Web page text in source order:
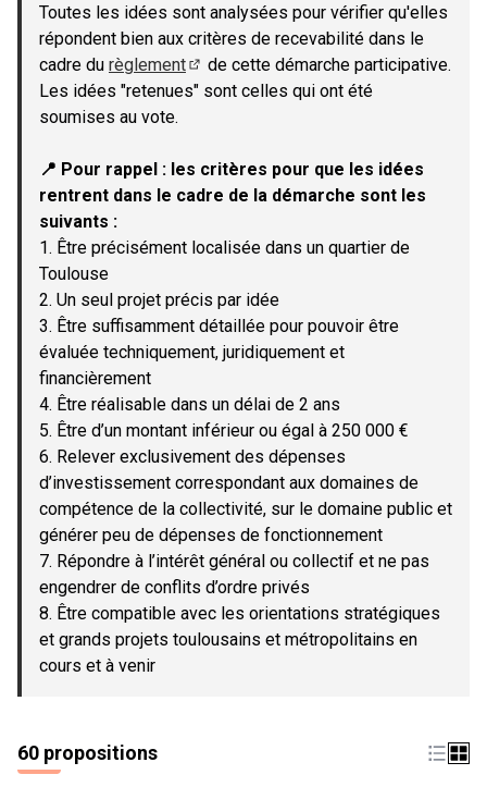
Toutes les idées sont analysées pour vérifier qu'elles
répondent bien aux critères de recevabilité dans le
cadre du règlement
(Lien externe)
de cette démarche participative.
Les idées "retenues" sont celles qui ont été
soumises au vote.
📍 Pour rappel : les critères pour que les idées
rentrent dans le cadre de la démarche sont les
suivants :
1. Être précisément localisée dans un quartier de
Toulouse
2. Un seul projet précis par idée
3. Être suffisamment détaillée pour pouvoir être
évaluée techniquement, juridiquement et
financièrement
4. Être réalisable dans un délai de 2 ans
5. Être d’un montant inférieur ou égal à 250 000 €
6. Relever exclusivement des dépenses
d’investissement correspondant aux domaines de
compétence de la collectivité, sur le domaine public et
générer peu de dépenses de fonctionnement
7. Répondre à l’intérêt général ou collectif et ne pas
engendrer de conflits d’ordre privés
8. Être compatible avec les orientations stratégiques
et grands projets toulousains et métropolitains en
cours et à venir
60 propositions